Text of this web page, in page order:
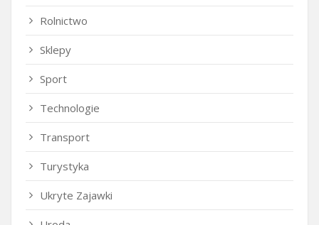
Rolnictwo
Sklepy
Sport
Technologie
Transport
Turystyka
Ukryte Zajawki